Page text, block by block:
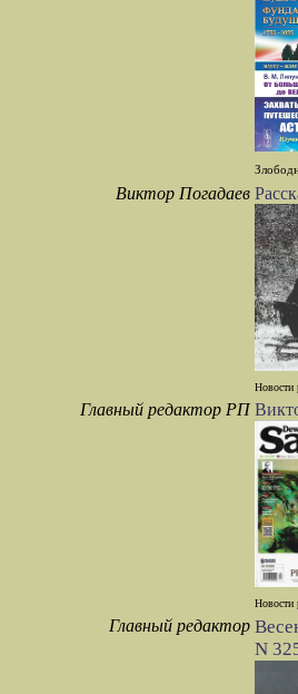
Виктор Погадаев
Новости
Главный редактор РП
Новости
Главный редактор
N